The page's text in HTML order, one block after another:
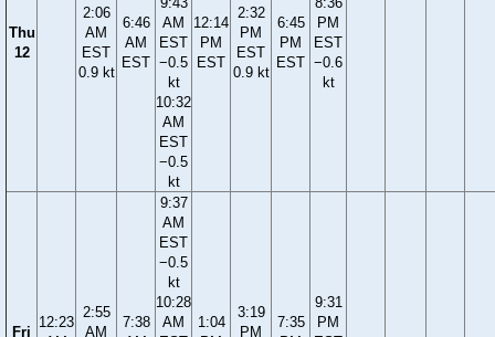
Thu
12
2:06
AM
EST
0.9 kt
6:46
AM
EST
AM
EST
−0.5
kt
10:32
AM
EST
−0.5
kt
12:14
PM
EST
2:32
PM
EST
0.9 kt
6:45
PM
EST
PM
EST
−0.6
kt
Fri
12:23
2:55
AM
7:38
9:37
AM
EST
−0.5
kt
10:28
AM
1:04
3:19
PM
7:35
9:31
PM